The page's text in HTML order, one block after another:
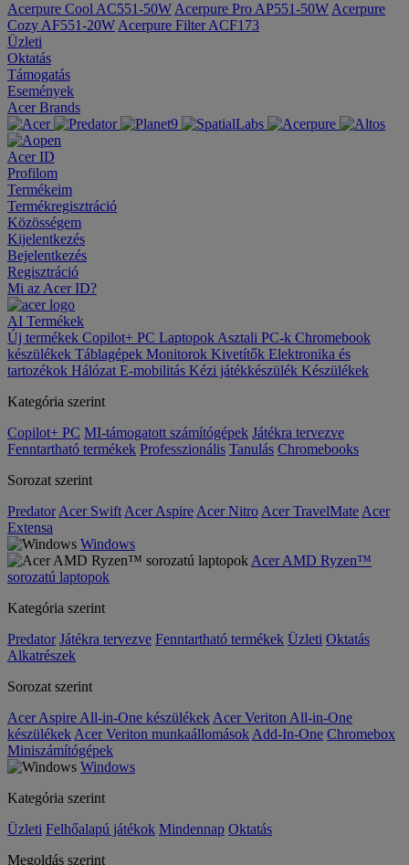
Acerpure Cool AC551-50W Acerpure Pro AP551-50W Acerpure
Cozy AF551-20W Acerpure Filter ACF173
Üzleti
Oktatás
Támogatás
Események
Acer Brands
Acer ID
Profilom
Termékeim
Termékregisztráció
Közösségem
Kijelentkezés
Bejelentkezés
Regisztráció
Mi az Acer ID?
AI Termékek
Új termékek Copilot+ PC Laptopok Asztali PC-k Chromebook
készülékek Táblagépek Monitorok Kivetítők Elektronika és
tartozékok Hálózat E-mobilitás Kézi játékkészülék Készülékek
Kategória szerint
Copilot+ PC MI-támogatott számítógépek Játékra tervezve
Fenntartható termékek Professzionális Tanulás Chromebooks
Sorozat szerint
Predator Acer Swift Acer Aspire Acer Nitro Acer TravelMate Acer
Extensa
Windows
Acer AMD Ryzen™
sorozatú laptopok
Kategória szerint
Predator Játékra tervezve Fenntartható termékek Üzleti Oktatás
Alkatrészek
Sorozat szerint
Acer Aspire All-in-One készülékek Acer Veriton All-in-One
készülékek Acer Veriton munkaállomások Add-In-One Chromebox
Miniszámítógépek
Windows
Kategória szerint
Üzleti Felhőalapú játékok Mindennap Oktatás
Megoldás szerint